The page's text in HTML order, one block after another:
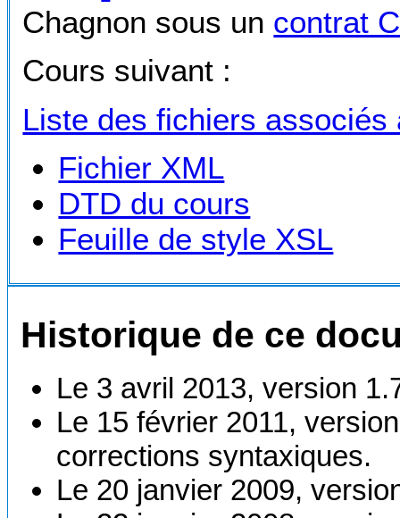
Chagnon sous un contrat
Cours suivant :
Liste des fichiers
Fichier XML
DTD du cours
Feuille de style XSL
Historique de ce
Le 3 avril 2013, version
Le 15 février 2011,
corrections syntaxiques.
Le 20 janvier 2009,